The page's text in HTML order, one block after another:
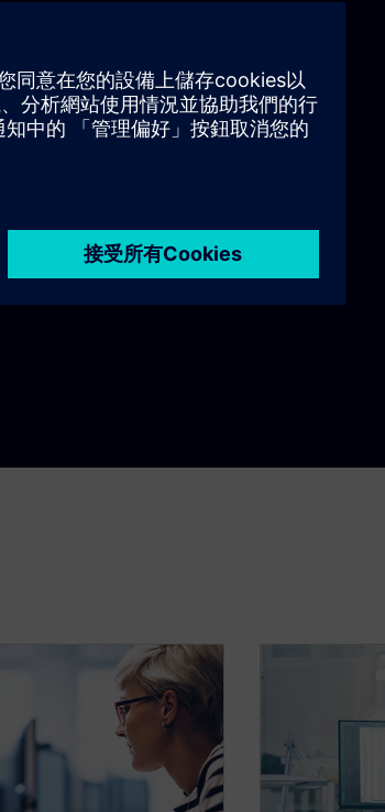
子精靈式移轉工具與我們
中，讓您可以放心地前
中進行設計，您